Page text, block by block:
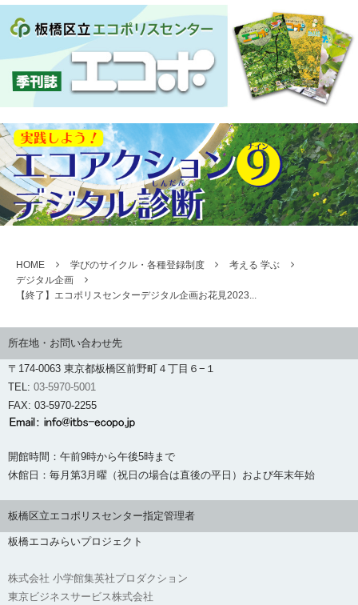
HOME 学びのサイクル・各種登録制度
考える 学ぶ
デジタル企画
【終了】エコポリスセンターデジタル企画お花見2023...
所在地・お問い合わせ先
〒174-0063 東京都板橋区前野町４丁目６−１
TEL: 03-5970-5001
FAX: 03-5970-2255
開館時間：午前9時から午後5時まで
休館日：毎月第3月曜（祝日の場合は直後の平日）および年末年始
板橋区立エコポリスセンター指定管理者
板橋エコみらいプロジェクト
株式会社 小学館集英社プロダクション
東京ビジネスサービス株式会社